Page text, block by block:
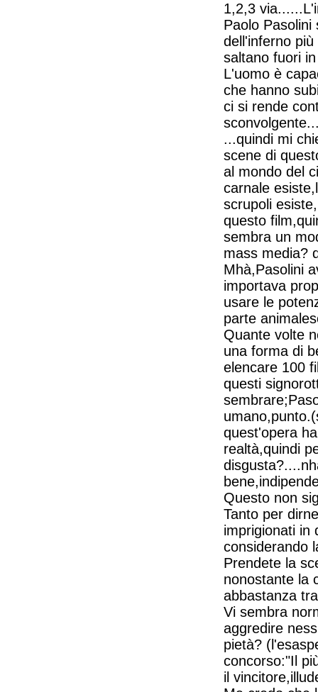
1,2,3
Paolo Pasolini
dell'inferno
saltano fuori
L'uomo è
che hanno
ci si rende
...quindi mi
scene di
al mondo del
carnale
scrupoli
questo
sembra un
mass media?
Mhà,Pasolini
importava
usare le
parte
Quante volte
una forma di
elencare 100
questi
quest'opera
realtà,quindi
Questo non
Tanto per
imprigionati in
considerando
Prendete la
nonostante la
abbastanza
Vi sembra
aggredire
pietà?
concorso:"Il
il